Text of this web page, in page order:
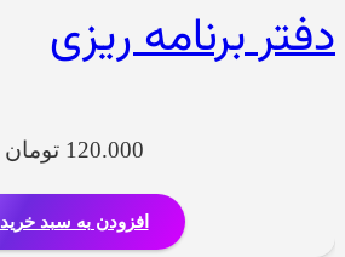
دفتر برنامه ریزی
120.000 تومان
افزودن به سبد خرید